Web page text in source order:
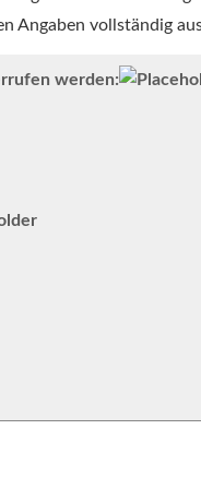
Angaben vollständig
werden: